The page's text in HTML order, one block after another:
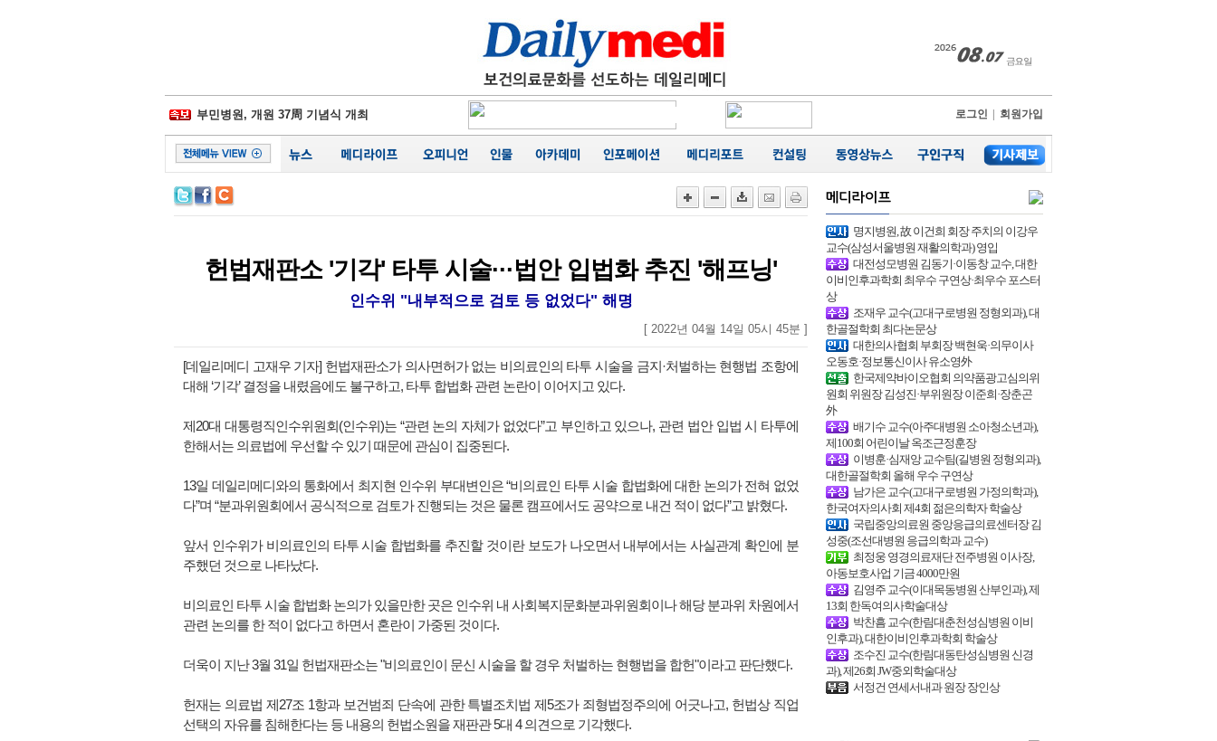
경찰병원, 어버이날 맞아 입원환자에 카네이션
부민병원, 개원 37周 기념식 개최
일동후디스, ‘어버이날 선물 이벤트' 진행
김포우리병원, '이웃사랑 그리기 대회' 성료
서울대병원, 베트남에 검진시스템 이식
비플러스랩, 종합 헬스케어 플랫폼 잰걸음
시화병원, 심폐소생술 모의훈련‧실기평가
삼성물산-제일모직 합병 무효소송 6년만에 '마무
로그인 회원가입
헌법재판소 '기각' 타투 시술···법안 입법화 추진 '해프닝'
인수위 "내부적으로 검토 등 없었다" 해명
[ 2022년 04월 14일 05시 45분 ]
[데일리메디 고재우 기자] 헌법재판소가 의사면허가 없는 비의료인의 타투 시술을 금지·처벌하는 현행법 조항에
대해 ‘기각’ 결정을 내렸음에도 불구하고, 타투 합법화 관련 논란이 이어지고 있다.
제20대 대통령직인수위원회(인수위)는 “관련 논의 자체가 없었다”고 부인하고 있으나, 관련 법안 입법 시 타투에
한해서는 의료법에 우선할 수 있기 때문에 관심이 집중된다.
13일 데일리메디와의 통화에서 최지현 인수위 부대변인은 “비의료인 타투 시술 합법화에 대한 논의가 전혀 없었
다”며 “분과위원회에서 공식적으로 검토가 진행되는 것은 물론 캠프에서도 공약으로 내건 적이 없다”고 밝혔다.
앞서 인수위가 비의료인의 타투 시술 합법화를 추진할 것이란 보도가 나오면서 내부에서는 사실관계 확인에 분
주했던 것으로 나타났다.
비의료인 타투 시술 합법화 논의가 있을만한 곳은 인수위 내 사회복지문화분과위원회이나 해당 분과위 차원에서
관련 논의를 한 적이 없다고 하면서 혼란이 가중된 것이다.
더욱이 지난 3월 31일 헌법재판소는 "비의료인이 문신 시술을 할 경우 처벌하는 현행법을 합헌"이라고 판단했다.
헌재는 의료법 제27조 1항과 보건범죄 단속에 관한 특별조치법 제5조가 죄형법정주의에 어긋나고, 헌법상 직업
선택의 자유를 침해한다는 등 내용의 헌법소원을 재판관 5대 4 의견으로 기각했다.
명지병원, 故 이건희 회장 주치의 이강우
교수(삼성서울병원 재활의학과) 영입
대전성모병원 김동기·이동창 교수, 대한
이비인후과학회 최우수 구연상·최우수 포스터
상
조재우 교수(고대구로병원 정형외과), 대
한골절학회 최다논문상
대한의사협회 부회장 백현욱·의무이사
오동호·정보통신이사 유소영外
한국제약바이오협회 의약품광고심의위
원회 위원장 김성진·부위원장 이준희·장춘곤
外
배기수 교수(아주대병원 소아청소년과),
제100회 어린이날 옥조근정훈장
이병훈·심재앙 교수팀(길병원 정형외과),
대한골절학회 올해 우수 구연상
남가은 교수(고대구로병원 가정의학과),
한국여자의사회 제4회 젊은의학자 학술상
국립중앙의료원 중앙응급의료센터장 김
성중(조선대병원 응급의학과 교수)
최정웅 영경의료재단 전주병원 이사장,
아동보호사업 기금 4000만원
김영주 교수(이대목동병원 산부인과), 제
13회 한독여의사학술대상
박찬흠 교수(한림대춘천성심병원 이비
인후과), 대한이비인후과학회 학술상
조수진 교수(한림대동탄성심병원 신경
과), 제26회 JW중외학술대상
서정건 연세서내과 원장 장인상